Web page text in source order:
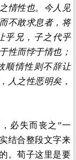
情性也。今人见
不敢求息者，将
乎兄，子之代乎
性而悖于情也；
顺情性则不辞让
人之性恶明矣，
必失而丧之”一
结合整段文字来
。荀子这里是要